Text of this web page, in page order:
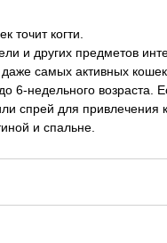
точит когти.
и других предметов
самых активных
6-недельного возраста.
спрей для привлечения
и спальне.